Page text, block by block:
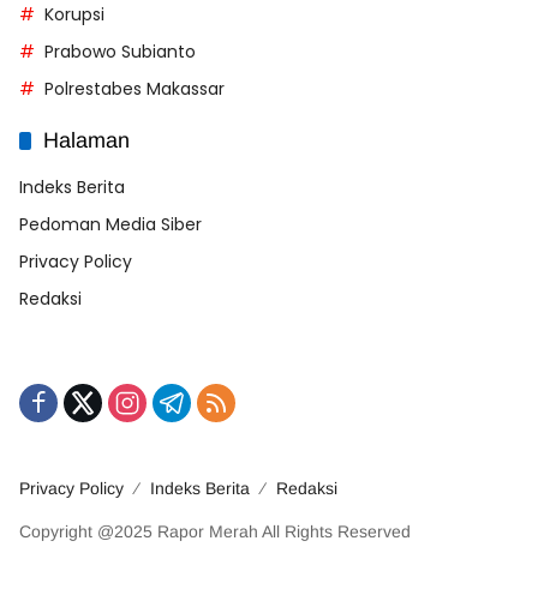
Korupsi
Prabowo Subianto
Polrestabes Makassar
Halaman
Indeks Berita
Pedoman Media Siber
Privacy Policy
Redaksi
Privacy Policy Indeks Berita Redaksi
Copyright @2025 Rapor Merah All Rights Reserved